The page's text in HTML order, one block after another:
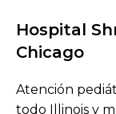
Buscar centros
Hospital
Chicago
Atención
todo Illinois y